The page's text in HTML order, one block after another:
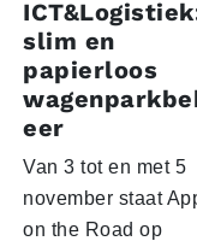
slim en
papierloos
eer
Van 3 tot en met 5
november staat
on the Road op